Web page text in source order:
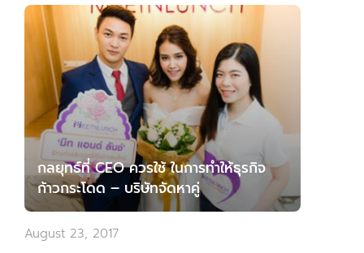
กลยุทธ์ที่ CEO ควรใช้ ในการทำให้ธุรกิจ
ก้าวกระโดด – บริษัทจัดหาคู่
August 23, 2017